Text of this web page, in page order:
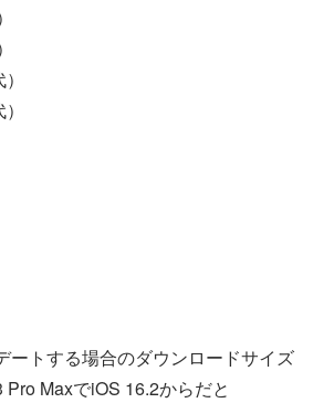
ートする場合のダウンロードサイズ
MaxでiOS 16.2からだと